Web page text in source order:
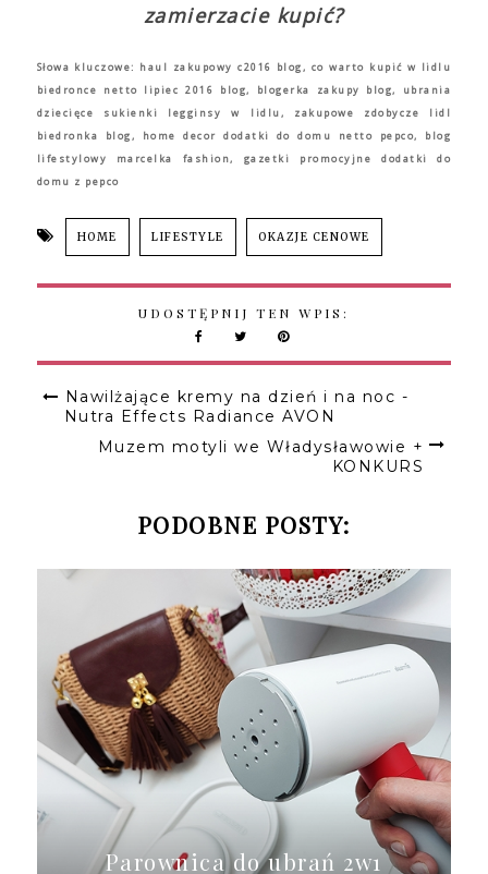
zamierzacie kupić?
Słowa kluczowe: haul zakupowy c2016 blog, co warto kupić w lidlu
biedronce netto lipiec 2016 blog, blogerka zakupy blog, ubrania
dziecięce sukienki legginsy w lidlu, zakupowe zdobycze lidl
biedronka blog, home decor dodatki do domu netto pepco, blog
lifestylowy marcelka fashion, gazetki promocyjne dodatki do
domu z pepco
HOME LIFESTYLE OKAZJE CENOWE
UDOSTĘPNIJ TEN WPIS:
Nawilżające kremy na dzień i na noc -
Nutra Effects Radiance AVON
Muzem motyli we Władysławowie +
KONKURS
PODOBNE POSTY:
Parownica do ubrań 2w1